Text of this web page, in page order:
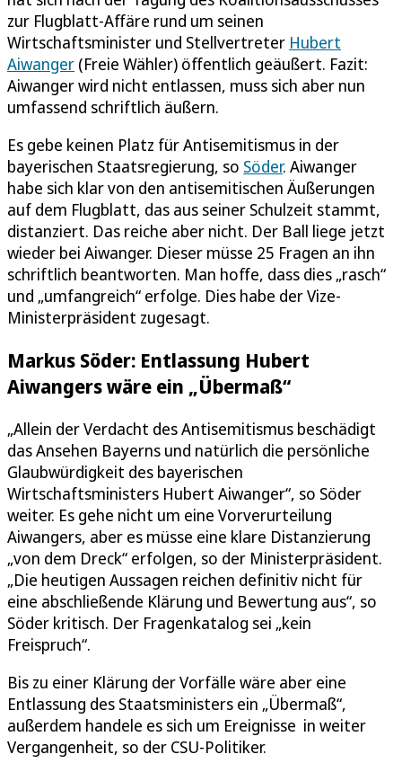
zur Flugblatt-Affäre rund um seinen
Wirtschaftsminister und Stellvertreter Hubert
Aiwanger (Freie Wähler) öffentlich geäußert. Fazit:
Aiwanger wird nicht entlassen, muss sich aber nun
umfassend schriftlich äußern.
Es gebe keinen Platz für Antisemitismus in der
bayerischen Staatsregierung, so Söder. Aiwanger
habe sich klar von den antisemitischen Äußerungen
auf dem Flugblatt, das aus seiner Schulzeit stammt,
distanziert. Das reiche aber nicht. Der Ball liege jetzt
wieder bei Aiwanger. Dieser müsse 25 Fragen an ihn
schriftlich beantworten. Man hoffe, dass dies „rasch“
und „umfangreich“ erfolge. Dies habe der Vize-
Ministerpräsident zugesagt.
Markus Söder: Entlassung Hubert
Aiwangers wäre ein „Übermaß“
„Allein der Verdacht des Antisemitismus beschädigt
das Ansehen Bayerns und natürlich die persönliche
Glaubwürdigkeit des bayerischen
Wirtschaftsministers Hubert Aiwanger“, so Söder
weiter. Es gehe nicht um eine Vorverurteilung
Aiwangers, aber es müsse eine klare Distanzierung
„von dem Dreck“ erfolgen, so der Ministerpräsident.
„Die heutigen Aussagen reichen definitiv nicht für
eine abschließende Klärung und Bewertung aus“, so
Söder kritisch. Der Fragenkatalog sei „kein
Freispruch“.
Bis zu einer Klärung der Vorfälle wäre aber eine
Entlassung des Staatsministers ein „Übermaß“,
außerdem handele es sich um Ereignisse in weiter
Vergangenheit, so der CSU-Politiker.